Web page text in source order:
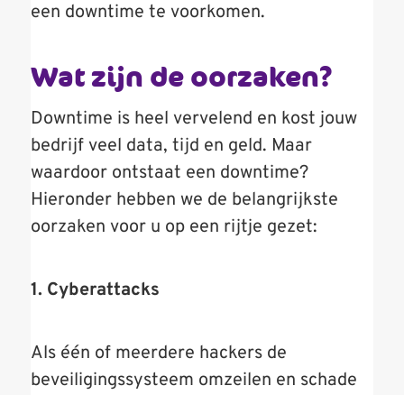
een downtime te voorkomen.
Wat zijn de oorzaken?
Downtime is heel vervelend en kost jouw
bedrijf veel data, tijd en geld. Maar
waardoor ontstaat een downtime?
Hieronder hebben we de belangrijkste
oorzaken voor u op een rijtje gezet:
1. Cyberattacks
Als één of meerdere hackers de
beveiligingssysteem omzeilen en schade